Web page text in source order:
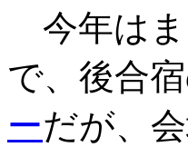
今年はま
で、後合
ーだが、